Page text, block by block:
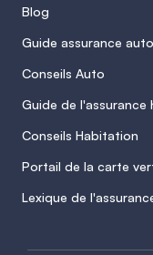
Blog
Guide assurance auto
Conseils Auto
Guide de l'assurance
Conseils Habitation
Portail de la carte
Lexique de